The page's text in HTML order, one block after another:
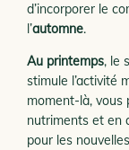
d’incorporer le
l’automne.
Au printemps, le
stimule l’activité
moment-là, vous
nutriments et en
pour les